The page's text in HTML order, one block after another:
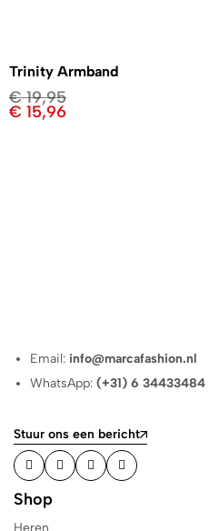
Trinity Armband
€19,95
€ 15,96
Email: info@marcafashion.nl
WhatsApp:(+31) 6 34433484
Stuur ons een bericht
Shop